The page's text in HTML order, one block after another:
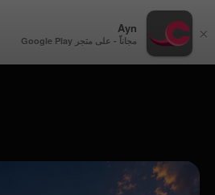
×
Ayn
مجاناً - على متجر Google Play